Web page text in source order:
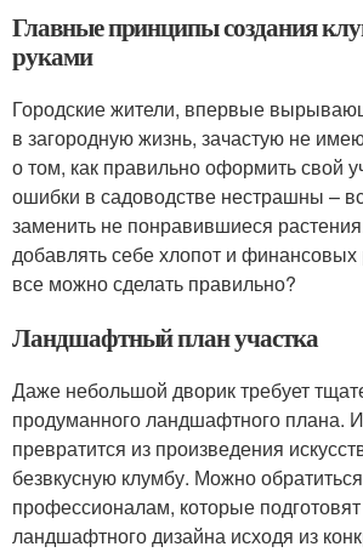
Главные принципы создания
руками
Городские жители, впервые
в загородную жизнь, зачастую не
о том, как правильно оформить свой
ошибки в садоводстве нестрашны –
заменить не понравившиеся
добавлять себе хлопот и финансовых
все можно сделать правильно?
Ландшафтный план участка
Даже небольшой дворик требует
продуманного ландшафтного плана.
превратится из произведения
безвкусную клумбу. Можно
профессионалам, которые
ландшафтного дизайна исходя из